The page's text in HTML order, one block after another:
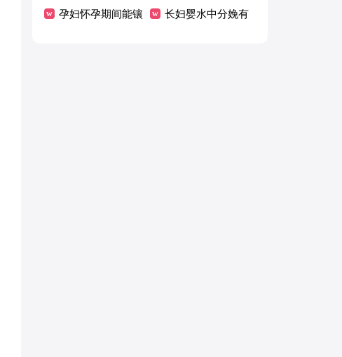
原因 措施有哪些
孕妇怀孕期间能镶 长妇婴水中分娩有